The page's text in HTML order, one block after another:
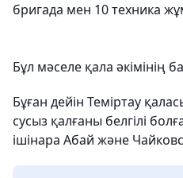
бригада мен 10 техника
Бұл мәселе қала әкімінің
Бұған дейін Теміртау
сусыз қалғаны белгілі
ішінара Абай және